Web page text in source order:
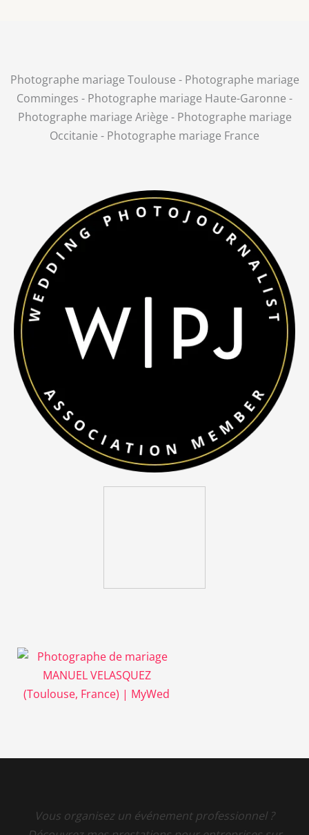
Photographe mariage Toulouse - Photographe mariage
Comminges - Photographe mariage Haute-Garonne -
Photographe mariage Ariège - Photographe mariage
Occitanie - Photographe mariage France
Vous organisez un événement professionnel ?